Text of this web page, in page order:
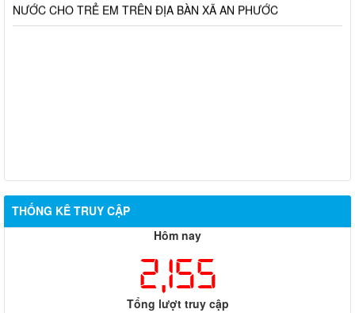
THỐNG KÊ TRUY CẬP
Hôm nay
2,155
Tổng lượt truy cập